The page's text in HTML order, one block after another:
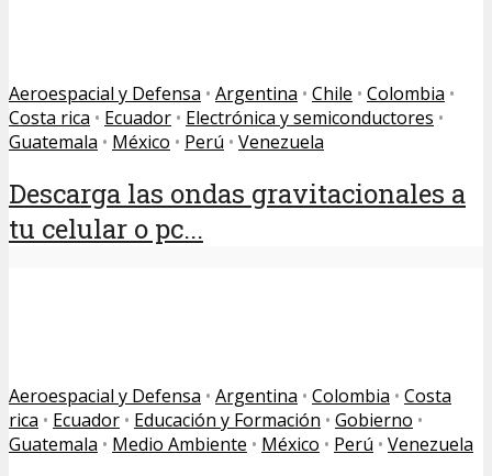
Aeroespacial y Defensa • Argentina • Chile • Colombia •
Costa rica • Ecuador • Electrónica y semiconductores •
Guatemala • México • Perú • Venezuela
Descarga las ondas gravitacionales a
tu celular o pc...
Aeroespacial y Defensa • Argentina • Colombia • Costa
rica • Ecuador • Educación y Formación • Gobierno •
Guatemala • Medio Ambiente • México • Perú • Venezuela